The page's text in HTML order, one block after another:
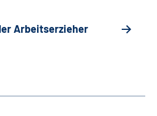
Arbeitserzieher